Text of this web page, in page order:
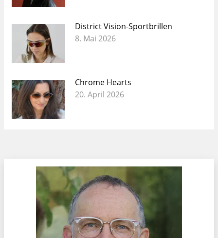
District Vision-Sportbrillen
8. Mai 2026
Chrome Hearts
20. April 2026